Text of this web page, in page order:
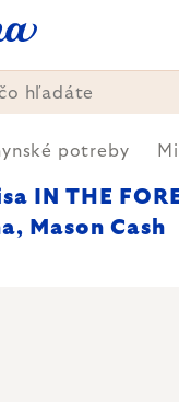
potreby
IN THE
Mason Cash